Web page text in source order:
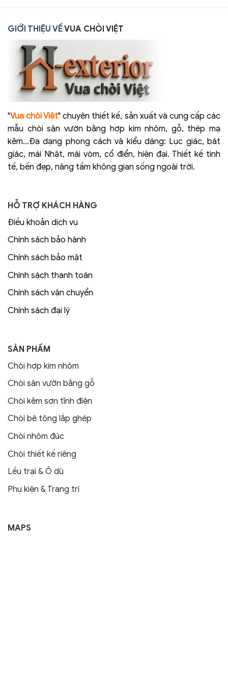
GIỚI THIỆU VỀVUA CHÒI VIỆT
"Vua chòi Việt" chuyên thiết kế, sản xuất và cung cấp các
mẫu chòi sân vườn bằng hợp kim nhôm, gỗ, thép mạ
kẽm...Đa dạng phong cách và kiểu dáng: Lục giác, bát
giác, mái Nhật, mái vòm, cổ điển, hiện đại. Thiết kế tinh
tế, bền đẹp, nâng tầm không gian sống ngoài trời.
HỖ TRỢ KHÁCH HÀNG
Điều khoản dịch vụ
Chính sách bảo hành
Chính sách bảo mật
Chính sách thanh toán
Chính sách vận chuyển
Chính sách đại lý
SẢN PHẨM
Chòi hợp kim nhôm
Chòi sân vườn bằng gỗ
Chòi kẽm sơn tĩnh điện
Chòi bê tông lắp ghép
Chòi nhôm đúc
Chòi thiết kế riêng
Lều trại & Ô dù
Phụ kiện & Trang trí
MAPS